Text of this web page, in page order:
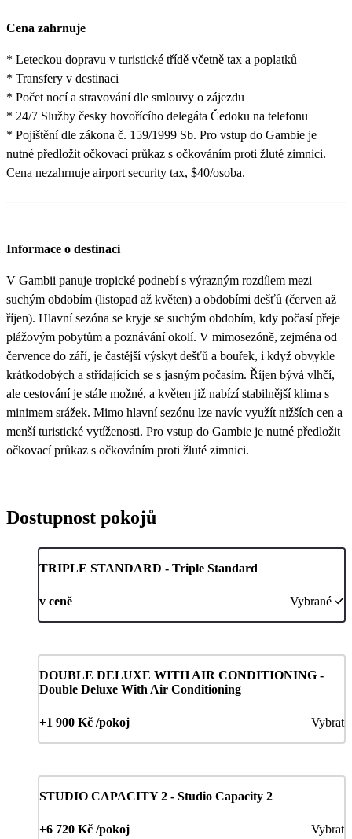
Cena zahrnuje
* Leteckou dopravu v turistické třídě včetně tax a poplatků
* Transfery v destinaci
* Počet nocí a stravování dle smlouvy o zájezdu
* 24/7 Služby česky hovořícího delegáta Čedoku na telefonu
* Pojištění dle zákona č. 159/1999 Sb. Pro vstup do Gambie je
nutné předložit očkovací průkaz s očkováním proti žluté zimnici.
Cena nezahrnuje airport security tax, $40/osoba.
Informace o destinaci
V Gambii panuje tropické podnebí s výrazným rozdílem mezi
suchým obdobím (listopad až květen) a obdobími dešťů (červen až
říjen). Hlavní sezóna se kryje se suchým obdobím, kdy počasí přeje
plážovým pobytům a poznávání okolí. V mimosezóně, zejména od
července do září, je častější výskyt dešťů a bouřek, i když obvykle
krátkodobých a střídajících se s jasným počasím. Říjen bývá vlhčí,
ale cestování je stále možné, a květen již nabízí stabilnější klima s
minimem srážek. Mimo hlavní sezónu lze navíc využít nižších cen a
menší turistické vytíženosti. Pro vstup do Gambie je nutné předložit
očkovací průkaz s očkováním proti žluté zimnici.
Dostupnost pokojů
TRIPLE STANDARD - Triple Standard
v ceně Vybrané
DOUBLE DELUXE WITH AIR CONDITIONING -
Double Deluxe With Air Conditioning
+1 900 Kč /pokoj Vybrat
STUDIO CAPACITY 2 - Studio Capacity 2
+6 720 Kč /pokoj Vybrat